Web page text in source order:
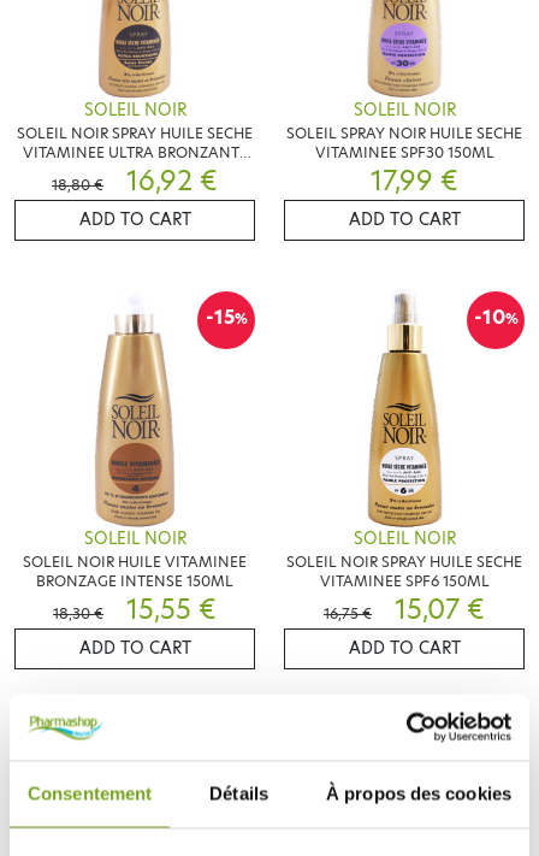
Consentement Détails À propos des cookies
SOLEIL NOIR
SOLEIL NOIR SPRAY HUILE SECHE
VITAMINEE ULTRA BRONZANTE
150ML
18,80 € 16,92 €
ADD TO CART
SOLEIL NOIR
SOLEIL SPRAY NOIR HUILE SECHE
VITAMINEE SPF30 150ML
17,99 €
ADD TO CART
-15%
SOLEIL NOIR
SOLEIL NOIR HUILE VITAMINEE
BRONZAGE INTENSE 150ML
18,30 €
15,55 €
ADD TO CART
-10%
SOLEIL NOIR
SOLEIL NOIR SPRAY HUILE SECHE
VITAMINEE SPF6 150ML
16,75 €
15,07 €
ADD TO CART
-10%